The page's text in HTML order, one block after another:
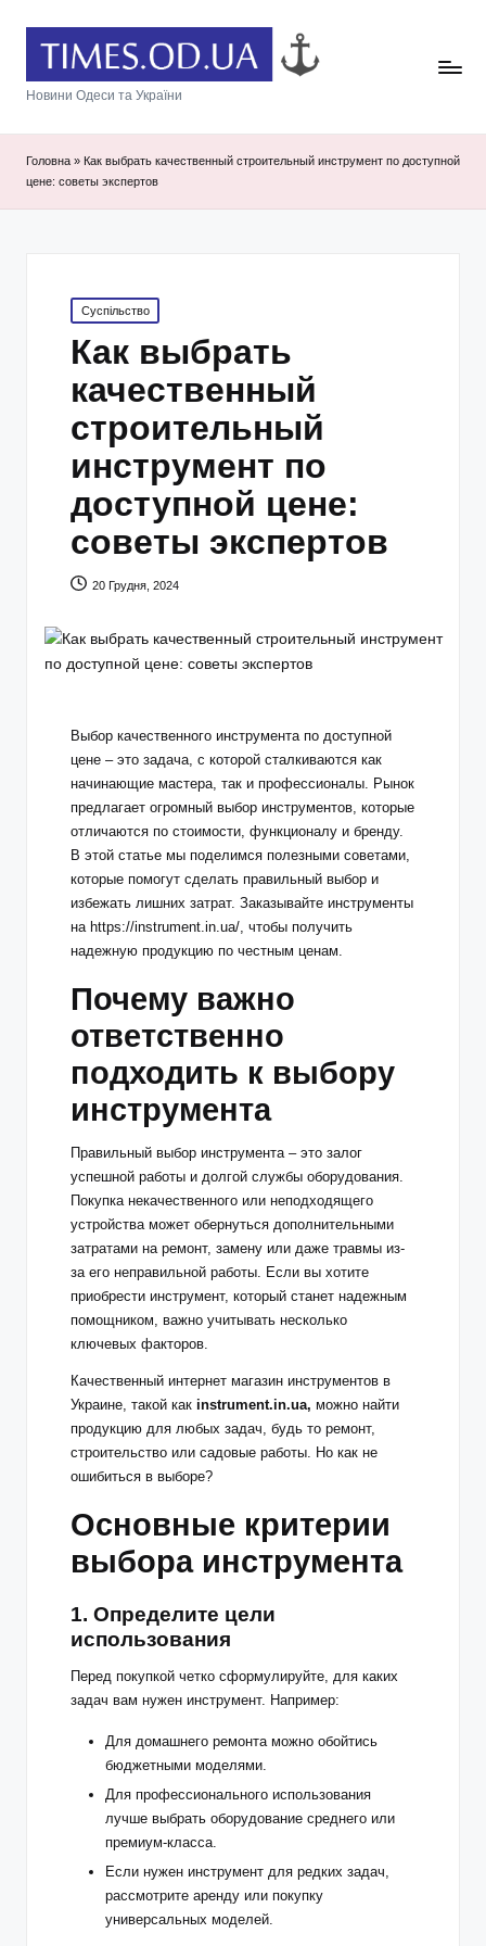
Новини Одеси та України
Головна » Как выбрать качественный строительный инструмент по доступной
цене: советы экспертов
Posted
in
Суспільство
Как выбрать
качественный
строительный
инструмент по
доступной цене:
советы экспертов
20 Грудня, 2024
Выбор качественного инструмента по доступной
цене – это задача, с которой сталкиваются как
начинающие мастера, так и профессионалы. Рынок
предлагает огромный выбор инструментов, которые
отличаются по стоимости, функционалу и бренду.
В этой статье мы поделимся полезными советами,
которые помогут сделать правильный выбор и
избежать лишних затрат. Заказывайте инструменты
на https://instrument.in.ua/, чтобы получить
надежную продукцию по честным ценам.
Почему важно
ответственно
подходить к выбору
инструмента
Правильный выбор инструмента – это залог
успешной работы и долгой службы оборудования.
Покупка некачественного или неподходящего
устройства может обернуться дополнительными
затратами на ремонт, замену или даже травмы из-
за его неправильной работы. Если вы хотите
приобрести инструмент, который станет надежным
помощником, важно учитывать несколько
ключевых факторов.
Качественный интернет магазин инструментов в
Украине, такой как instrument.in.ua, можно найти
продукцию для любых задач, будь то ремонт,
строительство или садовые работы. Но как не
ошибиться в выборе?
Основные критерии
выбора инструмента
1. Определите цели
использования
Перед покупкой четко сформулируйте, для каких
задач вам нужен инструмент. Например:
Для домашнего ремонта можно обойтись
бюджетными моделями.
Для профессионального использования
лучше выбрать оборудование среднего или
премиум-класса.
Если нужен инструмент для редких задач,
рассмотрите аренду или покупку
универсальных моделей.